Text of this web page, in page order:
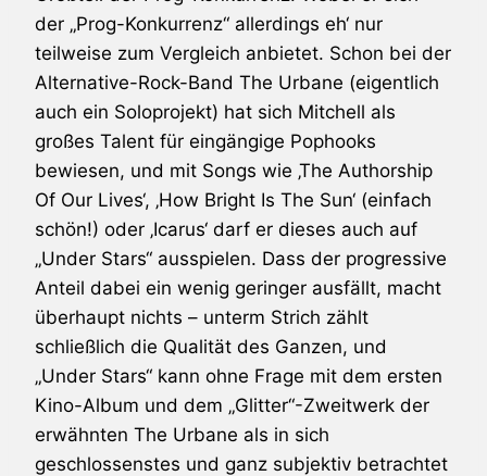
der „Prog-Konkurrenz“ allerdings eh‘ nur
teilweise zum Vergleich anbietet. Schon bei der
Alternative-Rock-Band The Urbane (eigentlich
auch ein Soloprojekt) hat sich Mitchell als
großes Talent für eingängige Pophooks
bewiesen, und mit Songs wie ‚The Authorship
Of Our Lives‘, ‚How Bright Is The Sun‘ (einfach
schön!) oder ‚Icarus‘ darf er dieses auch auf
„Under Stars“ ausspielen. Dass der progressive
Anteil dabei ein wenig geringer ausfällt, macht
überhaupt nichts – unterm Strich zählt
schließlich die Qualität des Ganzen, und
„Under Stars“ kann ohne Frage mit dem ersten
Kino-Album und dem „Glitter“-Zweitwerk der
erwähnten The Urbane als in sich
geschlossenstes und ganz subjektiv betrachtet